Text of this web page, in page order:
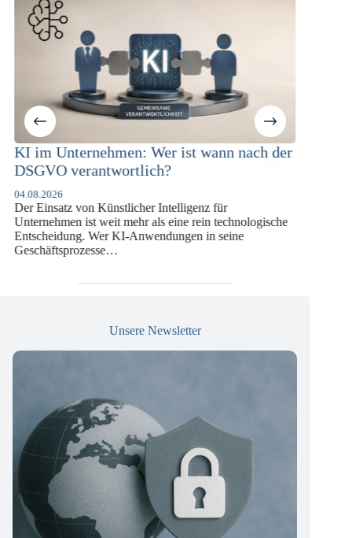
ist wann nach der
Intelligenz für
eine rein technologische
in seine
KI-Compliance in der
Versicherungswirtschaft mit
07.07.2026
Die europäische Digitalregulierung
vergangenen Jahren eine enorme
Unsere Newsletter